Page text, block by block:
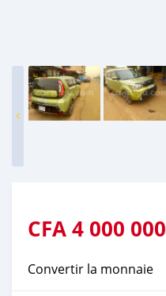
CFA4 000 000
Convertir la monnaie